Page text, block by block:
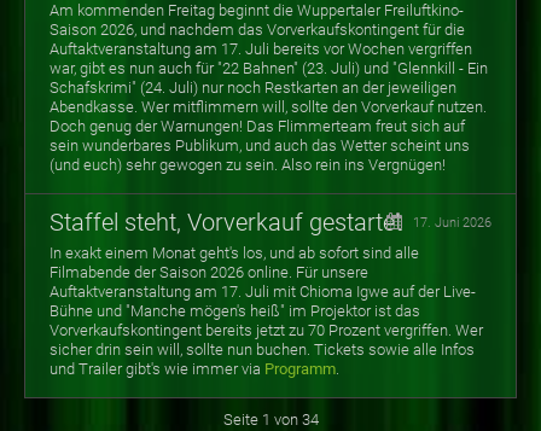
Am kommenden Freitag beginnt die Wuppertaler Freiluftkino-
Saison 2026, und nachdem das Vorverkaufskontingent für die
Auftaktveranstaltung am 17. Juli bereits vor Wochen vergriffen
war, gibt es nun auch für "22 Bahnen" (23. Juli) und "Glennkill - Ein
Schafskrimi" (24. Juli) nur noch Restkarten an der jeweiligen
Abendkasse. Wer mitflimmern will, sollte den Vorverkauf nutzen.
Doch genug der Warnungen! Das Flimmerteam freut sich auf
sein wunderbares Publikum, und auch das Wetter scheint uns
(und euch) sehr gewogen zu sein. Also rein ins Vergnügen!
Staffel steht, Vorverkauf gestartet 17. Juni 2026
In exakt einem Monat geht's los, und ab sofort sind alle
Filmabende der Saison 2026 online. Für unsere
Auftaktveranstaltung am 17. Juli mit Chioma Igwe auf der Live-
Bühne und "Manche mögen's heiß" im Projektor ist das
Vorverkaufskontingent bereits jetzt zu 70 Prozent vergriffen. Wer
sicher drin sein will, sollte nun buchen. Tickets sowie alle Infos
und Trailer gibt's wie immer via Programm.
Seite 1 von 34